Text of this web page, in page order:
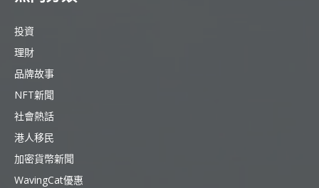
投資
理財
品牌故事
NFT新聞
社會熱話
港人移民
加密貨幣新聞
WavingCat優惠